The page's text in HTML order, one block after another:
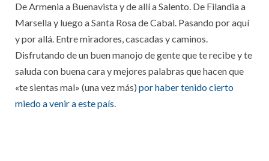
De Armenia a Buenavista y de allí a Salento. De Filandia a
Marsella y luego a Santa Rosa de Cabal. Pasando por aquí
y por allá. Entre miradores, cascadas y caminos.
Disfrutando de un buen manojo de gente que te recibe y te
saluda con buena cara y mejores palabras que hacen que
«te sientas mal» (una vez más) por haber tenido cierto
miedo a venir a este país.